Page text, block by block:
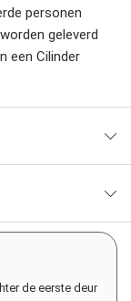
personen
geleverd
een Cilinder
de eerste deur